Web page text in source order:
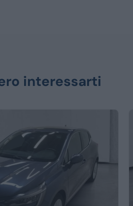
interessarti